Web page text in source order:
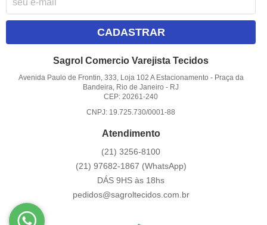
CADASTRAR
Sagrol Comercio Varejista Tecidos
Avenida Paulo de Frontin, 333, Loja 102 A Estacionamento - Praça da
Bandeira, Rio de Janeiro - RJ
CEP: 20261-240
CNPJ: 19.725.730/0001-88
Atendimento
(21) 3256-8100
(21) 97682-1867 (WhatsApp)
DÁS 9HS às 18hs
pedidos@sagroltecidos.com.br